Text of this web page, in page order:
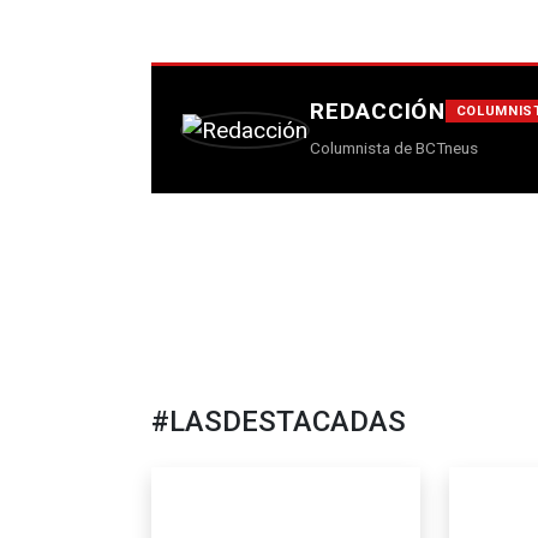
REDACCIÓN
Columnista de BCTneus
#LASDESTACADAS